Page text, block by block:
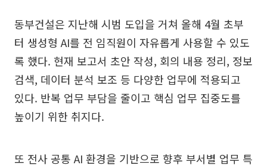
동부건설은 지난해 시범 도입을 거쳐 올해 4월 초부
터 생성형 AI를 전 임직원이 자유롭게 사용할 수 있도
록 했다. 현재 보고서 초안 작성, 회의 내용 정리, 정보
검색, 데이터 분석 보조 등 다양한 업무에 적용되고
있다. 반복 업무 부담을 줄이고 핵심 업무 집중도를
높이기 위한 취지다.
또 전사 공통 AI 환경을 기반으로 향후 부서별 업무 특